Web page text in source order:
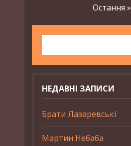
Остання »
НЕДАВНІ ЗАПИСИ
Брати Лазаревські
Мартин Небаба